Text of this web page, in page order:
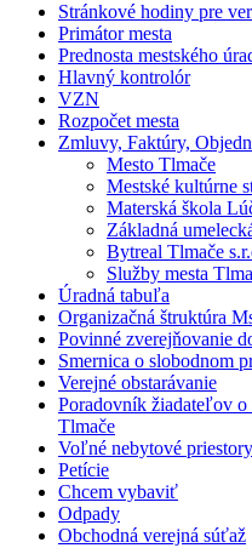
Stránkové hodiny pre
Primátor mesta
Prednosta mestského
Hlavný kontrolór
VZN
Rozpočet mesta
Zmluvy, Faktúry,
Mesto Tlmače
Mestské kultúrne
Materská škola
Základná
Bytreal Tlmače
Služby mesta
Úradná tabuľa
Organizačná štruktúra
Povinné zverejňovanie
Smernica o slobodnom
Verejné obstarávanie
Poradovník žiadateľov o
Tlmače
Voľné nebytové priestory
Petície
Chcem vybaviť
Odpady
Obchodná verejná súťaž